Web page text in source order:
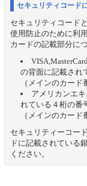
セキュリティコード
セキュリティコード
使用防止のために利
カードの記載部分に
の背面に記載され
（メインのカード
アメリカンエ
れている４桁の番
（メインのカード
セキュリティーコー
ドに記載されている
ください。